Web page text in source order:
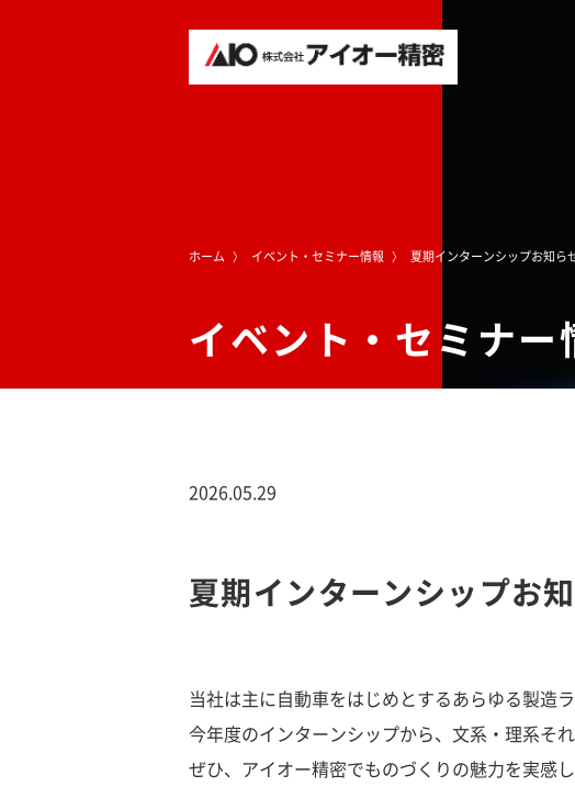
ホーム イベント・セミナー情報 夏期インターンシップお知ら
イベント・セミナー
2026.05.29
夏期インターンシップお
当社は主に自動車をはじめとするあらゆる製造
今年度のインターンシップから、文系・理系そ
ぜひ、アイオー精密でものづくりの魅力を実感